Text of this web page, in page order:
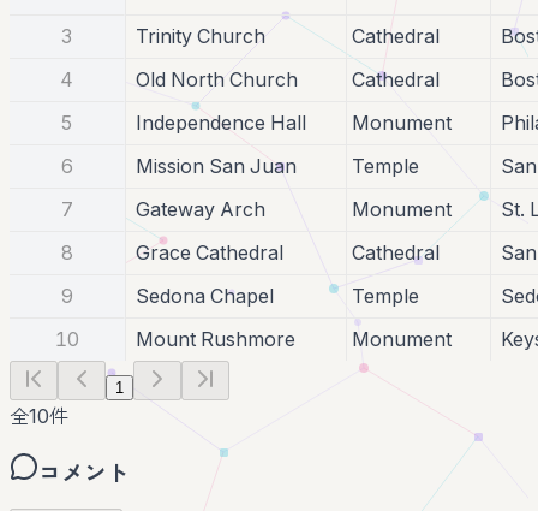
3
Trinity Church Cathedral
4
Old North Church Cathedral
5
Independence Hall Monument
6
Mission San Juan Temple
7
Gateway Arch Monument
St.
8
Grace Cathedral Cathedral
9
Sedona Chapel Temple
10
Mount Rushmore Monument
1
全10件
コメント